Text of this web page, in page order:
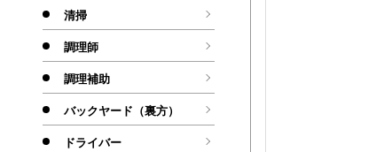
清掃
調理師
調理補助
バックヤード（裏方）
ドライバー